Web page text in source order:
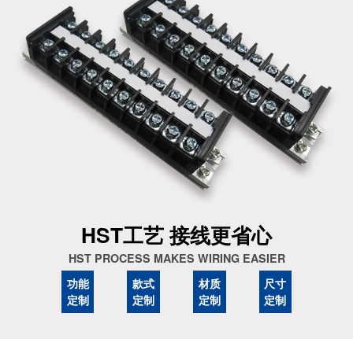
HST工艺 接线更省心
HST PROCESS MAKES WIRING EASIER
功能
定制
款式
定制
材质
定制
尺寸
定制